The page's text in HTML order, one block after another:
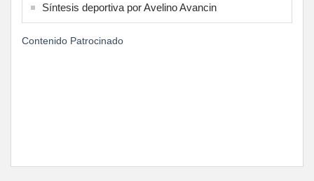
Síntesis deportiva por Avelino Avancin
Contenido Patrocinado